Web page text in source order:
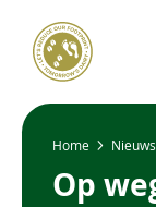
main
content
Op
Home Nieuws